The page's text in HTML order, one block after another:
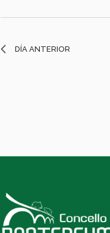
DÍA ANTERIOR